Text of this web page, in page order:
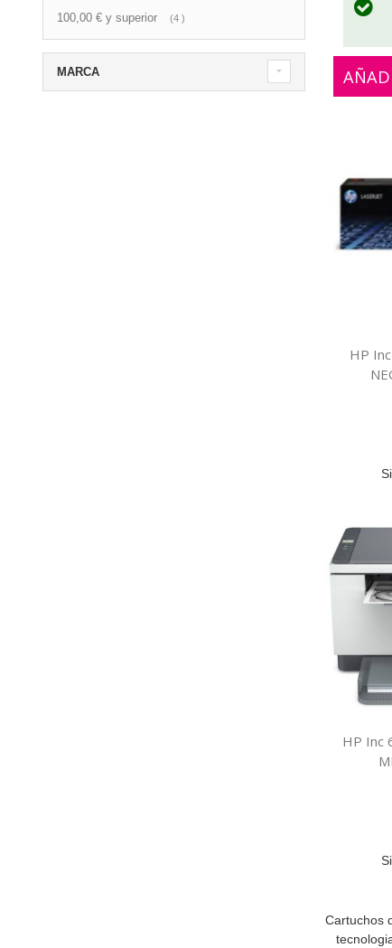
HP
HP Inc
Cartuchos
100,00 € y superior 4 artículo
MARCA